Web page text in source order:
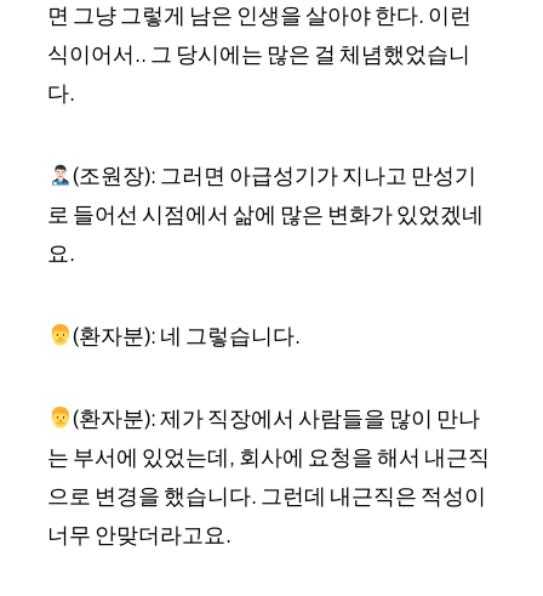
면 그냥 그렇게 남은 인생을 살아야 한다. 이런
식이어서.. 그 당시에는 많은 걸 체념했었습니
다.
(조원장): 그러면 아급성기가 지나고 만성기
로 들어선 시점에서 삶에 많은 변화가 있었겠네
요.
(환자분): 네 그렇습니다.
(환자분): 제가 직장에서 사람들을 많이 만나
는 부서에 있었는데, 회사에 요청을 해서 내근직
으로 변경을 했습니다. 그런데 내근직은 적성이
너무 안맞더라고요.